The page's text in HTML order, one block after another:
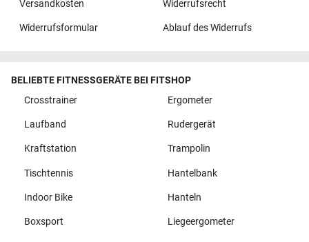
Versandkosten Widerrufsrecht
Widerrufsformular Ablauf des Widerrufs
BELIEBTE FITNESSGERÄTE BEI FITSHOP
Crosstrainer
Ergometer
Laufband Rudergerät
Kraftstation Trampolin
Tischtennis Hantelbank
Indoor Bike Hanteln
Boxsport Liegeergometer